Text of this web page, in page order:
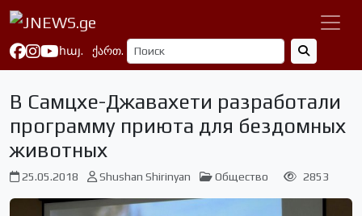
հայ. ქართ.
В Самцхе-Джавахети разработали
программу приюта для бездомных
животных
25.05.2018 Shushan Shirinyan Общество 2853